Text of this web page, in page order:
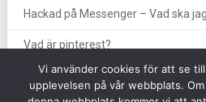
Hackad på Messenger – Vad ska
Vad är pinterest?
Vi använder cookies för att se
upplevelsen på vår webbplats.